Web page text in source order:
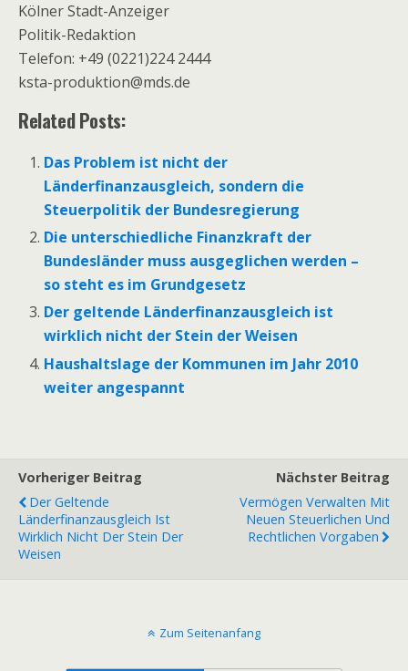
Kölner Stadt-Anzeiger
Politik-Redaktion
Telefon: +49 (0221)224 2444
ksta-produktion@mds.de
Related Posts:
Das Problem ist nicht der
Länderfinanzausgleich, sondern die
Steuerpolitik der Bundesregierung
Die unterschiedliche Finanzkraft der
Bundesländer muss ausgeglichen werden –
so steht es im Grundgesetz
Der geltende Länderfinanzausgleich ist
wirklich nicht der Stein der Weisen
Haushaltslage der Kommunen im Jahr 2010
weiter angespannt
Vorheriger Beitrag
Der Geltende
Länderfinanzausgleich Ist
Wirklich Nicht Der Stein Der
Weisen
Nächster Beitrag
Vermögen Verwalten Mit
Neuen Steuerlichen Und
Rechtlichen Vorgaben
Zum Seitenanfang